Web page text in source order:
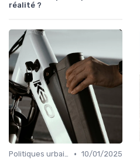
réalité ?
Politiques urbaines et mobilité durable • 10/01/2025